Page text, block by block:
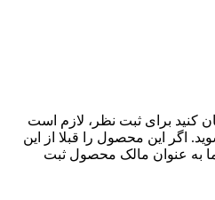
کنید برای ثبت نظر، لازم است
اگر این محصول را قبلا از این
به عنوان مالک محصول ثبت